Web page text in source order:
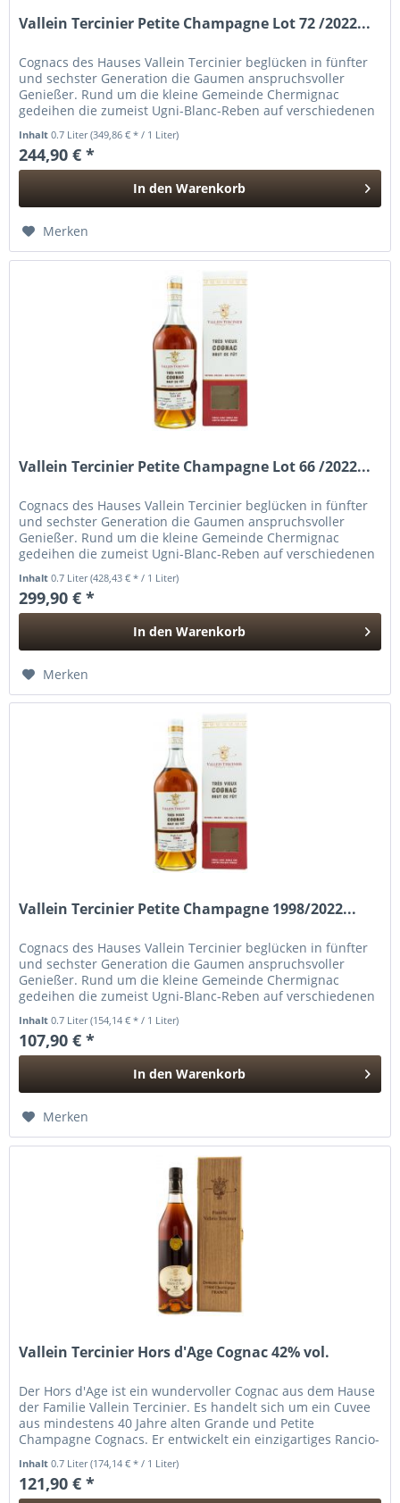
Vallein Tercinier Petite Champagne Lot 72 /2022...
Cognacs des Hauses Vallein Tercinier beglücken in fünfter
und sechster Generation die Gaumen anspruchsvoller
Genießer. Rund um die kleine Gemeinde Chermignac
gedeihen die zumeist Ugni-Blanc-Reben auf verschiedenen
Inhalt0.7 Liter(349,86 € * / 1 Liter)
244,90 € *
In den Warenkorb
Merken
Vallein Tercinier Petite Champagne Lot 66 /2022...
Cognacs des Hauses Vallein Tercinier beglücken in fünfter
und sechster Generation die Gaumen anspruchsvoller
Genießer. Rund um die kleine Gemeinde Chermignac
gedeihen die zumeist Ugni-Blanc-Reben auf verschiedenen
Inhalt0.7 Liter(428,43 € * / 1 Liter)
299,90 € *
In den Warenkorb
Merken
Vallein Tercinier Petite Champagne 1998/2022...
Cognacs des Hauses Vallein Tercinier beglücken in fünfter
und sechster Generation die Gaumen anspruchsvoller
Genießer. Rund um die kleine Gemeinde Chermignac
gedeihen die zumeist Ugni-Blanc-Reben auf verschiedenen
Inhalt0.7 Liter(154,14 € * / 1 Liter)
107,90 € *
In den Warenkorb
Merken
Vallein Tercinier Hors d'Age Cognac 42% vol.
Der Hors d'Age ist ein wundervoller Cognac aus dem Hause
der Familie Vallein Tercinier. Es handelt sich um ein Cuvee
aus mindestens 40 Jahre alten Grande und Petite
Champagne Cognacs. Er entwickelt ein einzigartiges Rancio-
Inhalt0.7 Liter(174,14 € * / 1 Liter)
121,90 € *